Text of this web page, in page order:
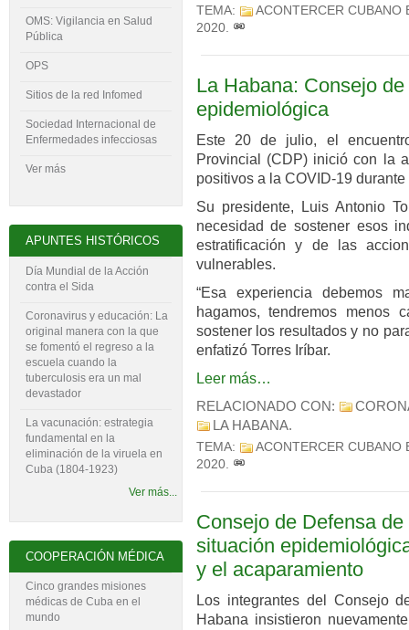
TEMA:
ACONTERCER CUBANO
2020.
La Habana: Consejo
epidemiológica
Este 20 de julio, el
Provincial (CDP) inició con la
positivos a la COVID-19
Su presidente, Luis Antonio
necesidad de sostener esos
estratificación y de las
vulnerables.
“Esa experiencia debemos
hagamos, tendremos
sostener los resultados y no
enfatizó Torres Iríbar.
Leer más…
RELACIONADO CON:
LA HABANA.
TEMA:
ACONTERCER CUBANO
2020.
Consejo de Defensa
situación
y el acaparamiento
Los integrantes del Consejo
Habana insistieron
OMS: Vigilancia en Salud
Pública
OPS
Sitios de la red Infomed
Sociedad Internacional de
Enfermedades infecciosas
Ver más
APUNTES HISTÓRICOS
Día Mundial de la Acción
contra el Sida
Coronavirus y educación: La
original manera con la que
se fomentó el regreso a la
escuela cuando la
tuberculosis era un mal
devastador
La vacunación: estrategia
fundamental en la
eliminación de la viruela en
Cuba (1804-‍1923)
Ver más...
COOPERACIÓN MÉDICA
Cinco grandes misiones
médicas de Cuba en el
mundo